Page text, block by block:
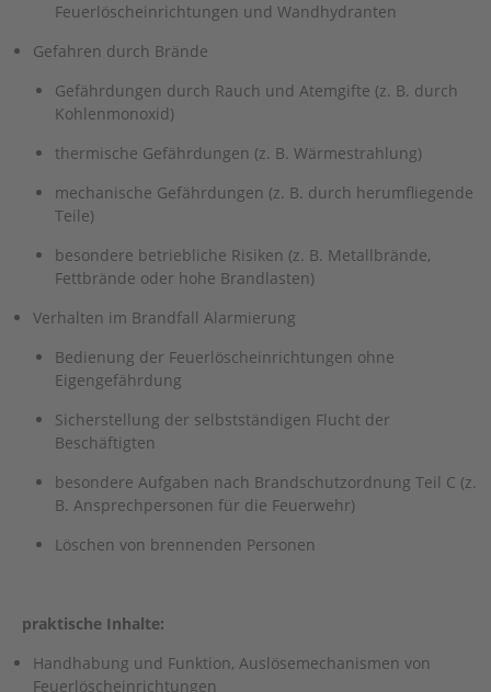
Feuerlöscheinrichtungen und Wandhydranten
Gefahren durch Brände
Gefährdungen durch Rauch und Atemgifte (z. B. durch
Kohlenmonoxid)
thermische Gefährdungen (z. B. Wärmestrahlung)
mechanische Gefährdungen (z. B. durch herumfliegende
Teile)
besondere betriebliche Risiken (z. B. Metallbrände,
Fettbrände oder hohe Brandlasten)
Verhalten im Brandfall Alarmierung
Bedienung der Feuerlöscheinrichtungen ohne
Eigengefährdung
Sicherstellung der selbstständigen Flucht der
Beschäftigten
besondere Aufgaben nach Brandschutzordnung Teil C (z.
B. An­sprechpersonen für die Feuerwehr)
Löschen von brennenden Personen
praktische Inhalte:
Handhabung und Funktion, Auslösemechanismen von
Feuerlöscheinrichtungen